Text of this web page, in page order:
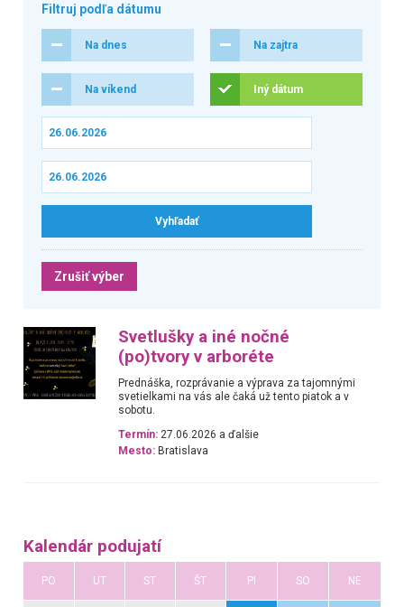
Filtruj podľa dátumu
Na dnes Na zajtra
Na víkend Iný dátum
Zrušiť výber
Svetlušky a iné nočné
(po)tvory v arboréte
Prednáška, rozprávanie a výprava za tajomnými
svetielkami na vás ale čaká už tento piatok a v
sobotu.
Termín: 27.06.2026 a ďalšie
Mesto: Bratislava
Kalendár podujatí
PO UT ST ŠT PI SO NE